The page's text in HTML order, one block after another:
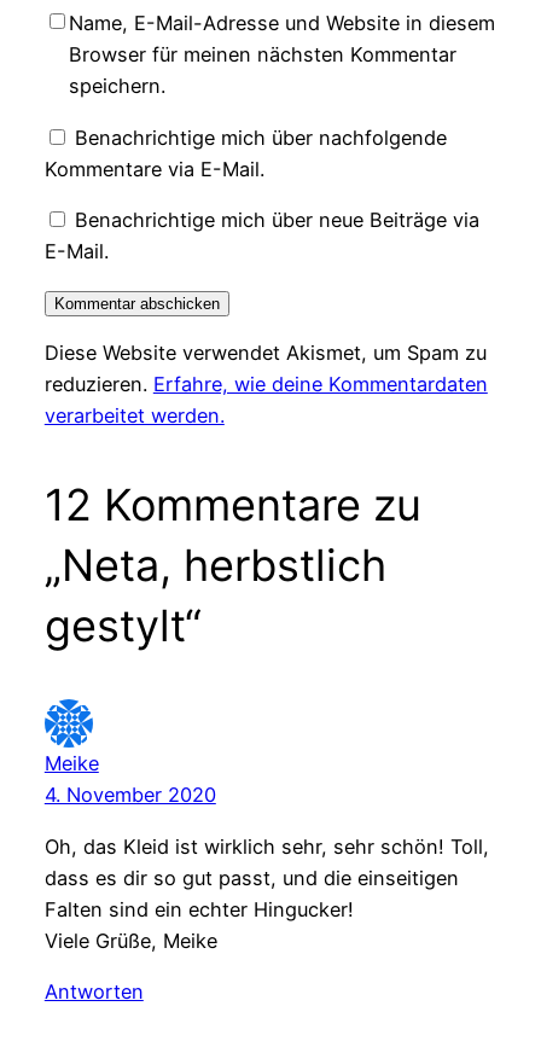
Name, E-Mail-Adresse und Website in diesem
Browser für meinen nächsten Kommentar
speichern.
Benachrichtige mich über nachfolgende
Kommentare via E-Mail.
Benachrichtige mich über neue Beiträge via
E-Mail.
Diese Website verwendet Akismet, um Spam zu
reduzieren. Erfahre, wie deine Kommentardaten
verarbeitet werden.
12 Kommentare zu
„Neta, herbstlich
gestylt“
Meike
4. November 2020
Oh, das Kleid ist wirklich sehr, sehr schön! Toll,
dass es dir so gut passt, und die einseitigen
Falten sind ein echter Hingucker!
Viele Grüße, Meike
Antworten